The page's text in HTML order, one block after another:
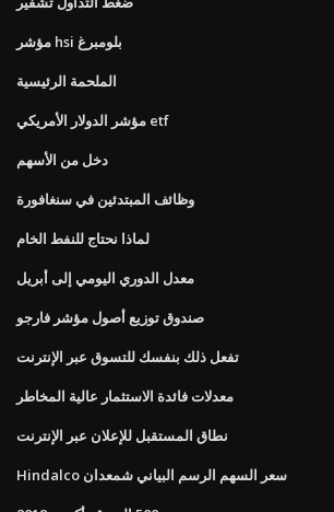
مؤشر hsi بلومبرغ
الملحمة الرئيسية
مؤشر الدولار الأمريكي etf
دخل من الأسهم
وظائف المبتدئين في سنغافورة
لماذا نحتاج للنفط الخام
معدل الدوري اليومي إلى أبريل
صندوق توزيع أصول مؤشر فارجو
تفعل ذلك بنفسك للتسوق عبر الإنترنت
معدلات فائدة الاستثمار عالية المخاطر
نطاق المستقبل للإعلان عبر الإنترنت
Hindalco سعر السهم الرسم البياني شمعدان